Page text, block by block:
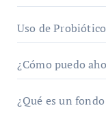
Uso de
¿Cómo puedo
¿Qué es un